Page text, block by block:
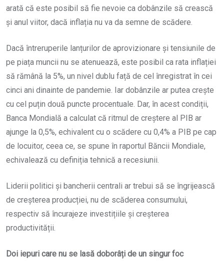
arată că este posibil să fie nevoie ca dobânzile să crească
și anul viitor, dacă inflația nu va da semne de scădere.
Dacă întreruperile lanțurilor de aprovizionare și tensiunile de
pe piața muncii nu se atenuează, este posibil ca rata inflației
să rămână la 5%, un nivel dublu față de cel înregistrat în cei
cinci ani dinainte de pandemie. Iar dobânzile ar putea crește
cu cel puțin două puncte procentuale. Dar, în acest condiții,
Banca Mondială a calculat că ritmul de creștere al PIB ar
ajunge la 0,5%, echivalent cu o scădere cu 0,4% a PIB pe cap
de locuitor, ceea ce, se spune în raportul Băncii Mondiale,
echivalează cu definiția tehnică a recesiunii.
Liderii politici și bancherii centrali ar trebui să se îngrijească
de creșterea producției, nu de scăderea consumului,
respectiv să încurajeze investițiile și creșterea
productivității.
Doi iepuri care nu se lasă doborâți de un singur foc